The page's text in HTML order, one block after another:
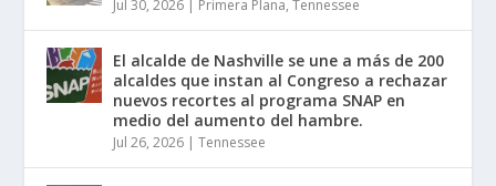
Jul 30, 2026 | Primera Plana,Tennessee
El alcalde de Nashville se une a más de 200
alcaldes que instan al Congreso a rechazar
nuevos recortes al programa SNAP en
medio del aumento del hambre.
Jul 26, 2026 |Tennessee